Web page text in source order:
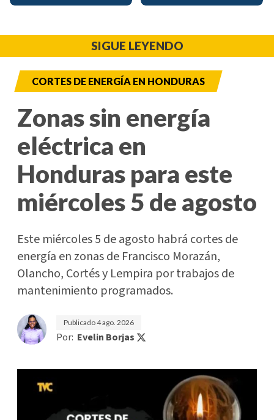
SIGUE LEYENDO
CORTES DE ENERGÍA EN HONDURAS
Zonas sin energía
eléctrica en
Honduras para este
miércoles 5 de agosto
Este miércoles 5 de agosto habrá cortes de
energía en zonas de Francisco Morazán,
Olancho, Cortés y Lempira por trabajos de
mantenimiento programados.
Publicado4 ago. 2026
Por: Evelin Borjas